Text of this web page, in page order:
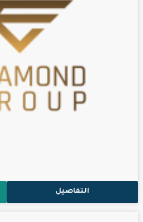
التفاصيل